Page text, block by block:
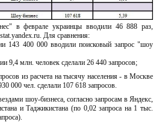
в феврале украинцы вводили 46 888 раз,
Для сравнения:
143 400 000 вводили поисковый запрос "шоу
9,4 млн. человек сделали 26 440 запросов;
из расчета на тысячу населения - в Москве
000 чел. сделали 107 618 запросов.
шоу-бизнеса, согласно запросам в Яндекс,
и Таджикистана (по 0,02 запроса на 1 тыс.